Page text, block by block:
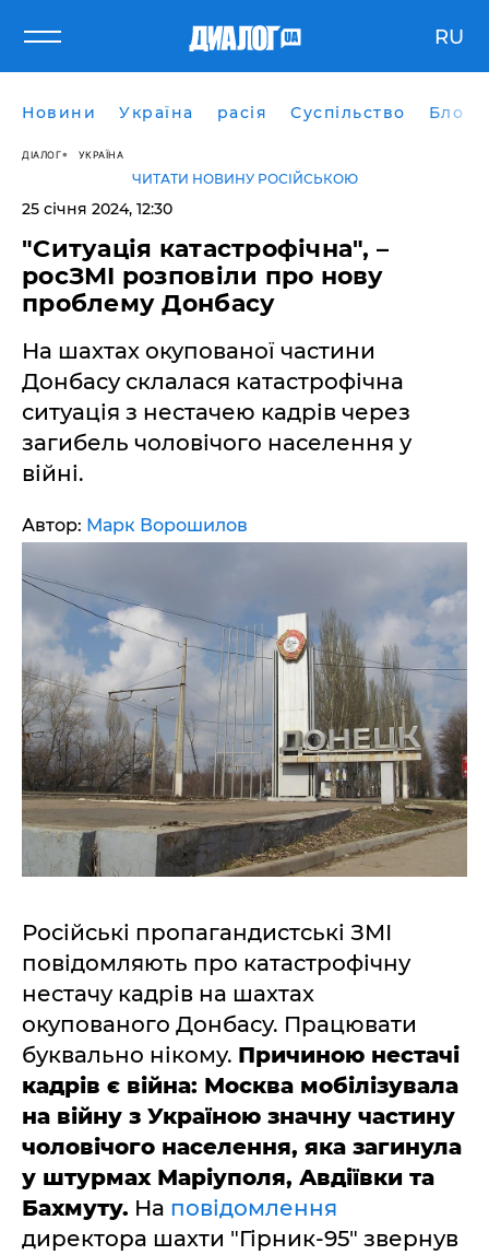
RU
Новини Україна расія Суспільство Блоги
ДІАЛОГ УКРАЇНА
ЧИТАТИ НОВИНУ РОСІЙСЬКОЮ
25 січня 2024, 12:30
"Ситуація катастрофічна", –
росЗМІ розповіли про нову
проблему Донбасу
На шахтах окупованої частини
Донбасу склалася катастрофічна
ситуація з нестачею кадрів через
загибель чоловічого населення у
війні.
Автор: Марк Ворошилов
Російські пропагандистські ЗМІ
повідомляють про катастрофічну
нестачу кадрів на шахтах
окупованого Донбасу. Працювати
буквально нікому. Причиною нестачі
кадрів є війна: Москва мобілізувала
на війну з Україною значну частину
чоловічого населення, яка загинула
у штурмах Маріуполя, Авдіївки та
Бахмуту. На повідомлення
директора шахти "Гірник-95" звернув